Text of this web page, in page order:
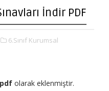
İndir PDF
6.Sınıf Kurumsal
olarak eklenmiştir.